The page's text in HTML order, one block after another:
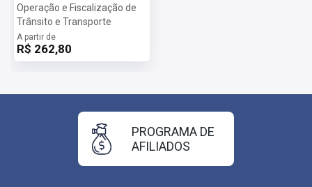
Operação e Fiscalização de
Trânsito e Transporte
A partir de
R$ 262,80
PROGRAMA DE
AFILIADOS